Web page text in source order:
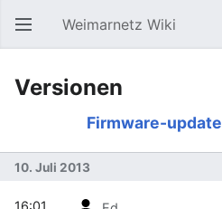
Hauptmenü öffnen Weimarnetz Wiki
Versionen
Firmware-
10. Juli 2013